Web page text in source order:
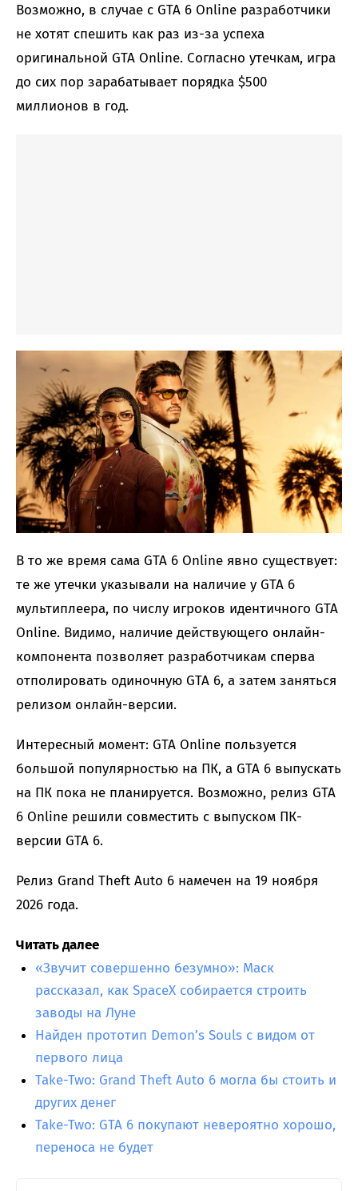
Возможно, в случае с GTA 6 Online разработчики
не хотят спешить как раз из-за успеха
оригинальной GTA Online. Согласно утечкам, игра
до сих пор зарабатывает порядка $500
миллионов в год.
В то же время сама GTA 6 Online явно существует:
те же утечки указывали на наличие у GTA 6
мультиплеера, по числу игроков идентичного GTA
Online. Видимо, наличие действующего онлайн-
компонента позволяет разработчикам сперва
отполировать одиночную GTA 6, а затем заняться
релизом онлайн-версии.
Интересный момент: GTA Online пользуется
большой популярностью на ПК, а GTA 6 выпускать
на ПК пока не планируется. Возможно, релиз GTA
6 Online решили совместить с выпуском ПК-
версии GTA 6.
Релиз Grand Theft Auto 6 намечен на 19 ноября
2026 года.
Читать далее
«Звучит совершенно безумно»: Маск
рассказал, как SpaceX собирается строить
заводы на Луне
Найден прототип Demon’s Souls с видом от
первого лица
Take-Two: Grand Theft Auto 6 могла бы стоить и
других денег
Take-Two: GTA 6 покупают невероятно хорошо,
переноса не будет